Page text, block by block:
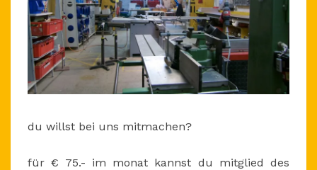
du willst bei uns mitmachen?
für € 75.- im monat kannst du mitglied des